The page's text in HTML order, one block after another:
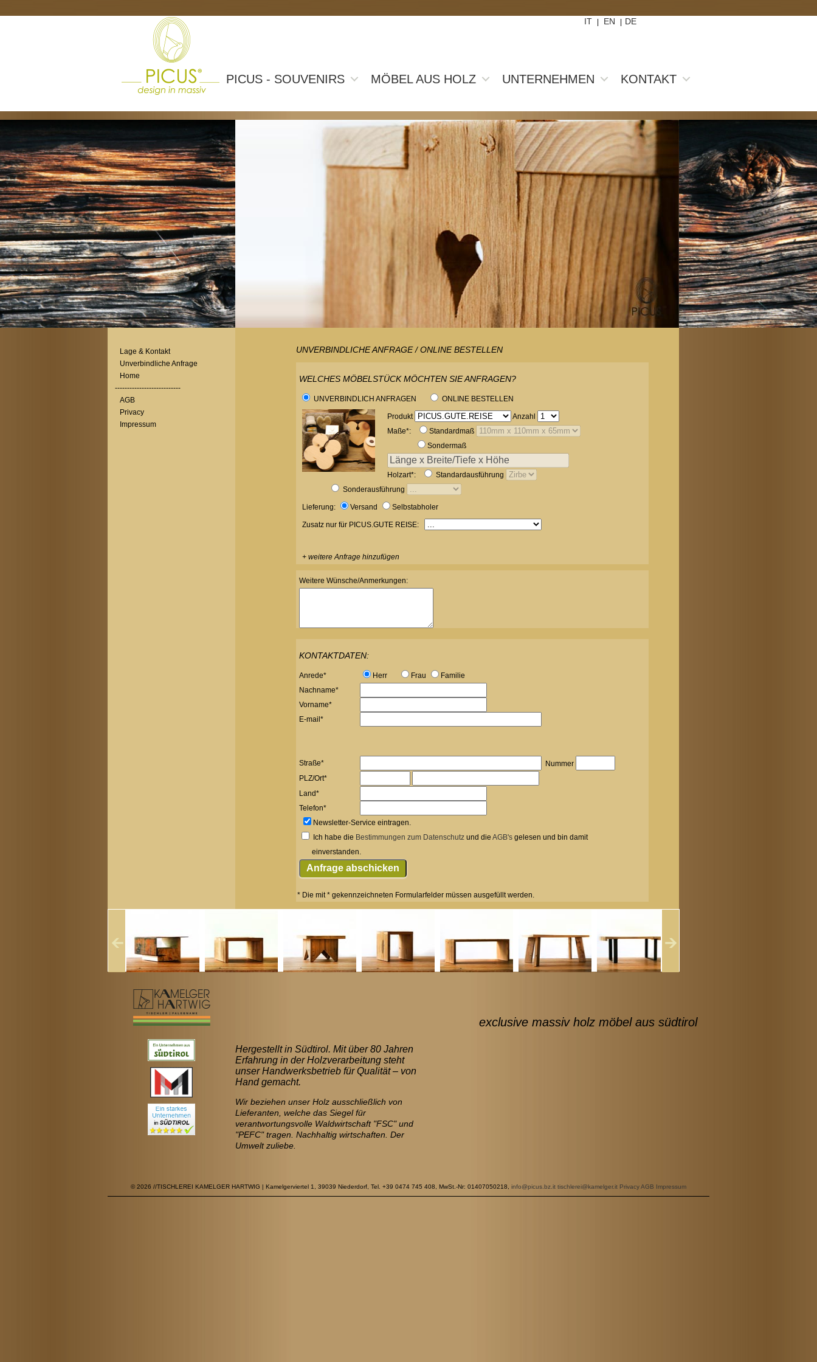
IT EN DE
PICUS - SOUVENIRS MÖBEL AUS HOLZ UNTERNEHMEN KONTAKT
Lage & Kontakt
Unverbindliche Anfrage
Home
---------------------------
AGB
Privacy
Impressum
UNVERBINDLICHE ANFRAGE / ONLINE BESTELLEN
WELCHES MÖBELSTÜCK MÖCHTEN SIE ANFRAGEN?
UNVERBINDLICH ANFRAGEN ONLINE BESTELLEN
Produkt
Anzahl
Maße*:
Standardmaß
Sondermaß
Holzart*:
Standardausführung
Sonderausführung
Lieferung: Versand Selbstabholer
Zusatz nur für PICUS.GUTE REISE:
+ weitere Anfrage hinzufügen
Weitere Wünsche/Anmerkungen:
KONTAKTDATEN:
Anrede* Herr Frau
Familie
Nachname*
Vorname*
E-mail*
Straße*
Nummer
PLZ/Ort*
Land*
Telefon*
Newsletter-Service eintragen.
Ich habe die Bestimmungen zum Datenschutz und die AGB's gelesen und bin damit
einverstanden.
* Die mit * gekennzeichneten Formularfelder müssen ausgefüllt werden.
exclusive massiv holz möbel aus südtirol
Hergestellt in Südtirol. Mit über 80 Jahren
Erfahrung in der Holzverarbeitung steht
unser Handwerksbetrieb für Qualität – von
Hand gemacht.
Wir beziehen unser Holz ausschließlich von
Lieferanten, welche das Siegel für
verantwortungsvolle Waldwirtschaft "FSC" und
"PEFC" tragen. Nachhaltig wirtschaften. Der
Umwelt zuliebe.
© 2026 //TISCHLEREI KAMELGER HARTWIG | Kamelgerviertel 1, 39039 Niederdorf, Tel. +39 0474 745 408, MwSt.-Nr: 01407050218, info@picus.bz.it tischlerei@kamelger.it PrivacyAGB Impressum